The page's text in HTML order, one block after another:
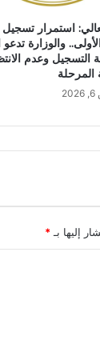
استمرار
والوزارة
وعدم
المرحلة
إليها بـ *